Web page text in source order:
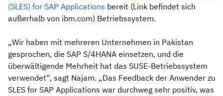
(SLES) for SAP Applications bereit (Link befindet sich
außerhalb von ibm.com) Betriebssystem.
„Wir haben mit mehreren Unternehmen in Pakistan
gesprochen, die SAP S/4HANA einsetzen, und die
überwältigende Mehrheit hat das SUSE-Betriebssystem
verwendet“, sagt Najam. „Das Feedback der Anwender zu
SLES for SAP Applications war durchweg sehr positiv, was